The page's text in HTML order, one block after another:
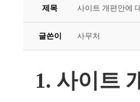
제목 사이트 개편안에
글쓴이 사무처
1. 사이트